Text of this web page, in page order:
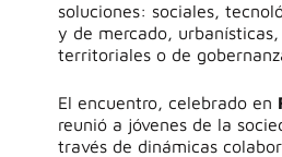
soluciones: sociales,
y de mercado,
territoriales o de
El encuentro, celebrado en
reunió a jóvenes de la
través de dinámicas